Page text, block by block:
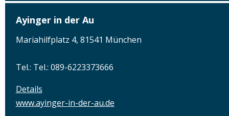
Ayinger in der Au
Mariahilfplatz 4, 81541 München
Tel.: Tel.: 089-6223373666
Details
www.ayinger-in-der-au.de